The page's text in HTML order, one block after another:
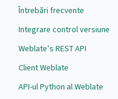
Întrebări frecvente
Integrare control versiune
Weblate’s REST API
Client Weblate
API-ul Python al Weblate